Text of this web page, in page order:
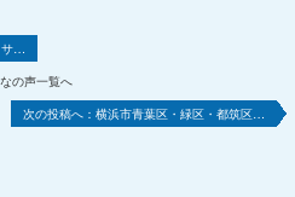
サ…
の声一覧へ
横浜市青葉区・緑区・都筑区…